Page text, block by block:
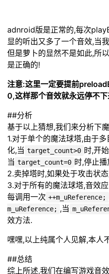
adnroid版是正常的,每次
显的听出又多了一个音效,当
但是萝卜的显然不是如此,所
是正确的!
注意:这里一定要提前
0,这样那个音效就永远停不
##分析
基于以上猜想,我们来分析下
1.对于单个的魔法球塔,由于
化,当 target_count>0 时,开
当 target_count=0 时,停止
2.卖掉塔时,如果处于攻击状
3.对于所有的魔法球塔,音效
每调用一次 ++m_uReference;
m_uReference; ,当
效方法.
嘿嘿,以上纯属个人见解,本人
##总结
综上所述,我们在编写游戏音